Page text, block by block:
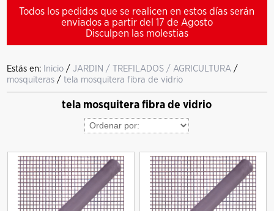
Todos los pedidos que se realicen en estos días serán
enviados a partir del 17 de Agosto
Disculpen las molestias
Estás en: Inicio /JARDIN / TREFILADOS / AGRICULTURA /
mosquiteras /tela mosquitera fibra de vidrio
tela mosquitera fibra de vidrio